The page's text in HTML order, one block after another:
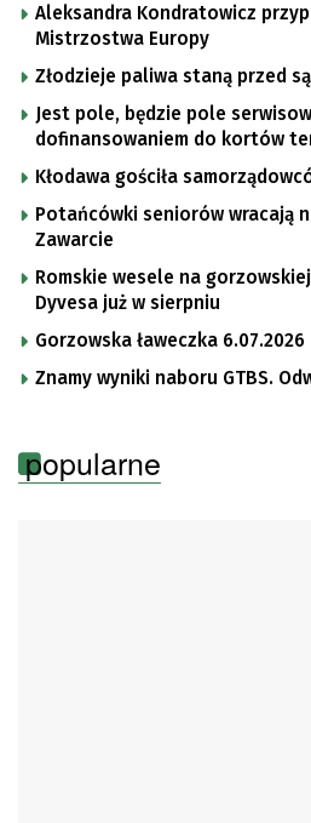
Aleksandra Kondratowicz
Mistrzostwa Europy
Złodzieje paliwa staną przed
Jest pole, będzie pole
dofinansowaniem do kortów
Kłodawa gościła
Potańcówki seniorów wracają
Zawarcie
Romskie wesele na
Dyvesa już w sierpniu
Gorzowska ławeczka 6.07.2026
Znamy wyniki naboru GTBS.
popularne